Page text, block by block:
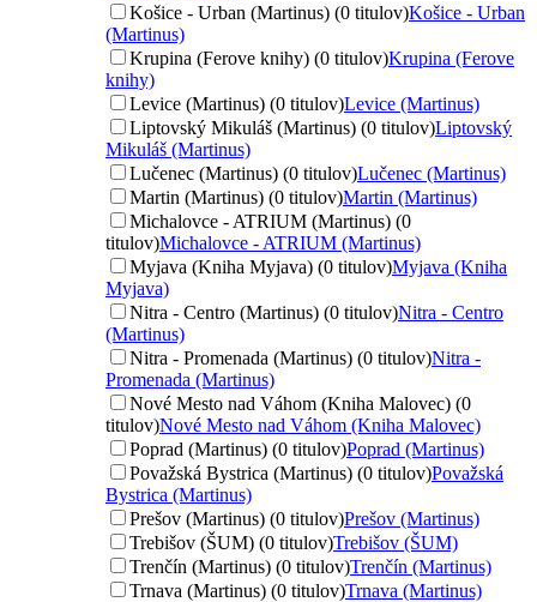
Košice - Urban (Martinus) (0 titulov)Košice - Urban
(Martinus)
Krupina (Ferove knihy) (0 titulov)Krupina (Ferove
knihy)
Levice (Martinus) (0 titulov)Levice (Martinus)
Liptovský Mikuláš (Martinus) (0 titulov)Liptovský
Mikuláš (Martinus)
Lučenec (Martinus) (0 titulov)Lučenec (Martinus)
Martin (Martinus) (0 titulov)Martin (Martinus)
Michalovce - ATRIUM (Martinus) (0
titulov)Michalovce - ATRIUM (Martinus)
Myjava (Kniha Myjava) (0 titulov)Myjava (Kniha
Myjava)
Nitra - Centro (Martinus) (0 titulov)Nitra - Centro
(Martinus)
Nitra - Promenada (Martinus) (0 titulov)Nitra -
Promenada (Martinus)
Nové Mesto nad Váhom (Kniha Malovec) (0
titulov)Nové Mesto nad Váhom (Kniha Malovec)
Poprad (Martinus) (0 titulov)Poprad (Martinus)
Považská Bystrica (Martinus) (0 titulov)Považská
Bystrica (Martinus)
Prešov (Martinus) (0 titulov)Prešov (Martinus)
Trebišov (ŠUM) (0 titulov)Trebišov (ŠUM)
Trenčín (Martinus) (0 titulov)Trenčín (Martinus)
Trnava (Martinus) (0 titulov)Trnava (Martinus)